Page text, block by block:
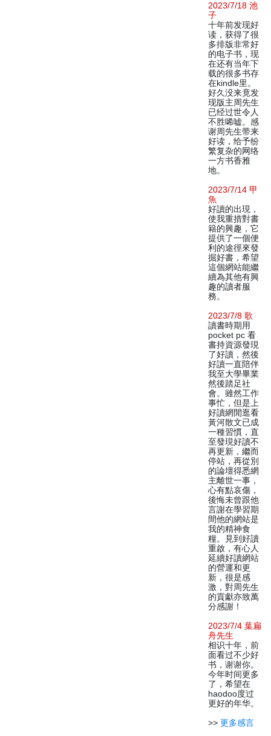
2023/7/18 池
子
十年前发现好
读，获得了很
多排版非常好
的电子书，现
在还有当年下
载的很多书存
在kindle里。
好久没来竟发
现版主周先生
已经过世令人
不胜唏嘘。感
谢周先生带来
好读，给予纷
繁复杂的网络
一方书香雅
地。
2023/7/14 甲
魚
好讀的出現，
使我重措對書
籍的興趣，它
提供了一個便
利的途徑來發
掘好書，希望
這個網站能繼
續為其他有興
趣的讀者服
務。
2023/7/8 歌
讀書時期用
pocket pc 看
書持資源發現
了好讀，然後
好讀一直陪伴
我至大學畢業
然後踏足社
會。雖然工作
事忙，但是上
好讀網閒逛看
黃河散文已成
一種習慣，直
至發現好讀不
再更新，繼而
停站，再從別
的論壇得悉網
主離世一事，
心有點哀傷，
後悔未曾跟他
言謝在學習期
間他的網站是
我的精神食
糧。見到好讀
重啟，有心人
延續好讀網站
的營運和更
新，很是感
激，對周先生
的貢獻亦致萬
分感謝！
2023/7/4 葉扁
舟先生
相识十年，前
面看过不少好
书，谢谢你。
今年时间更多
了，希望在
haodoo度过
更好的年华。
>> 更多感言